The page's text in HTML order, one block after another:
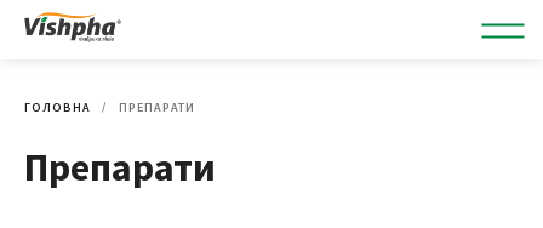
ГОЛОВНА ПРЕПАРАТИ
Препарати